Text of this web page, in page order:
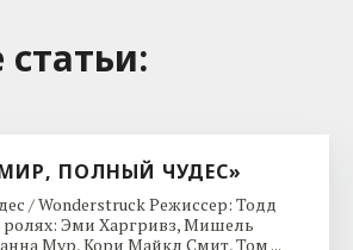
ПОЛНЫЙ ЧУДЕС»
/ Wonderstruck Режиссер: Тодд
ролях: Эми Харгривз, Мишель
Мур, Кори Майкл Смит, Том ...